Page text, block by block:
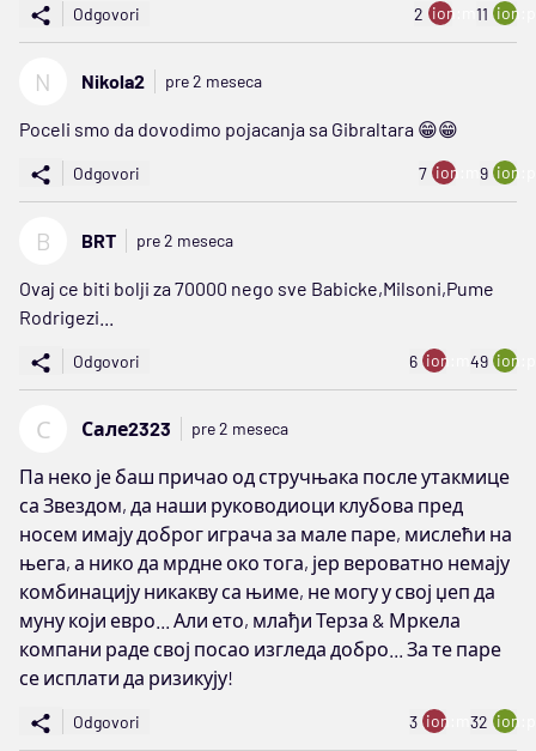
Odgovori 2 ion:minus
11
N Nikola2 pre 2 meseca
Poceli smo da dovodimo pojacanja sa Gibraltara 😁😁
Odgovori 7 ion:minus
9
B BRT pre 2 meseca
Ovaj ce biti bolji za 70000 nego sve Babicke,Milsoni,Pume
Rodrigezi...
Odgovori 6 ion:minus
49
С Сале2323 pre 2 meseca
Па неко је баш причао од стручњака после утакмице
са Звездом, да наши руководиоци клубова пред
носем имају доброг играча за мале паре, мислећи на
њега, а нико да мрдне око тога, јер вероватно немају
комбинацију никакву са њиме, не могу у свој џеп да
муну који евро... Али ето, млађи Терза & Мркела
компани раде свој посао изгледа добро... За те паре
се исплати да ризикују!
Odgovori 3 ion:minus
32